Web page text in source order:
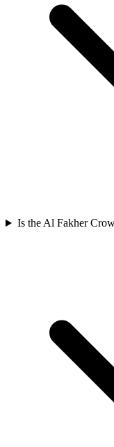
Is the Al Fakher